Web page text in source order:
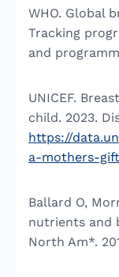
WHO. Global
Tracking
and
UNICEF.
child. 2023.
https://
a-mothers-
Ballard O,
nutrients and
North Am*.